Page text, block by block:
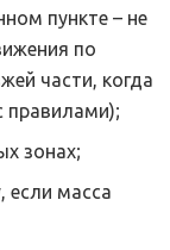
пункте – не
по
части, когда
правилами);
зонах;
если масса